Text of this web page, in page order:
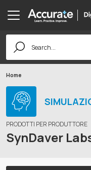
Search
for:
Home
PRODOTTI PER PRODUTTORE
SynDaver